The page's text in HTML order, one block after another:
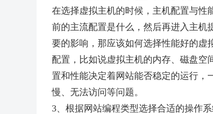
在选择虚拟主机的时候，主机配置与性
前的主流配置是什么，然后再进入主机
要的影响，那应该如何选择性能好的虚
配置，比如说虚拟主机的内存、磁盘
置和性能决定着网站能否稳定的运行，
慢、无法访问等问题。
3、根据网站编程类型选择合适的操作